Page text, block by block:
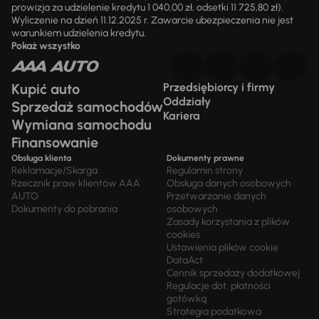
prowizja za udzielenie kredytu 1 040,00 zł, odsetki 11 725,80 zł).
Wyliczenie na dzień 11.12.2025 r. Zawarcie ubezpieczenia nie jest
warunkiem udzielenia kredytu.
Pokaż wszystko
Kupić auto
Sprzedaż samochodów
Wymiana samochodu
Finansowanie
Przedsiębiorcy i firmy
Oddziały
Kariera
Obsługa klienta
Reklamacje/Skarga
Rzecznik praw klientów AAA
AUTO
Dokumenty do pobrania
Dokumenty prawne
Regulamin strony
Obsługa danych osobowych
Przetwarzanie danych
osobowych
Zasady korzystania z plików
cookies
Ustawienia plików cookie
DataAct
Cennik sprzedaży dodatkowej
Regulacje dot. płatności
gotówką
Strategia podatkowa